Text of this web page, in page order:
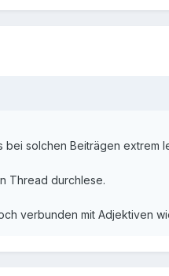
bei solchen Beiträgen extrem
Thread durchlese.
verbunden mit Adjektiven